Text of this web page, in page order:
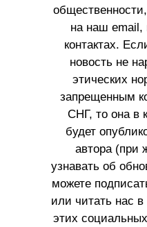
на наш email,
контактах.
новость не
этических
запрещенным
СНГ, то она в
будет
автора (при
узнавать об
можете
или читать нас
этих